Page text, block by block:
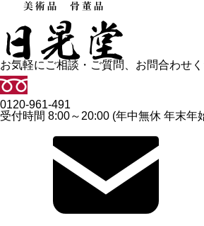
お気軽にご相談・ご質問、お問合わせ
0120-961-491
受付時間 8:00～20:00 (年中無休 年末年